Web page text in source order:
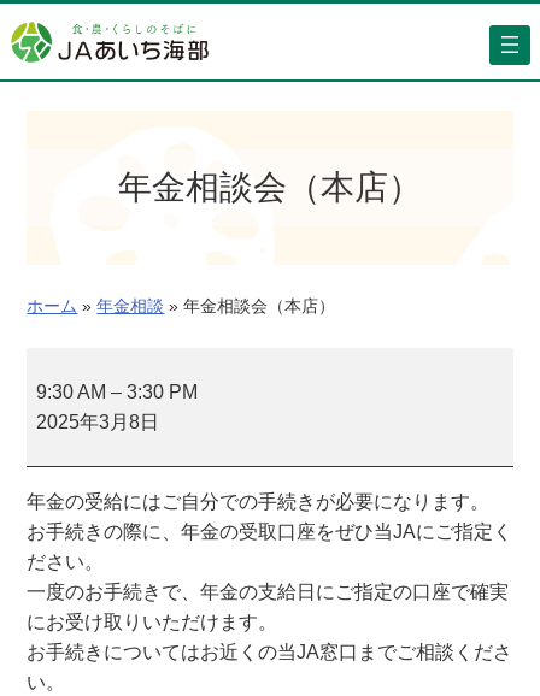
容
を
年金相談会（本店）
ホーム » 年金相談 » 年金相談会（本店）
金
相
（
本
店
9:30 AM –3:30 PM
2025年3月8日
年金の受給にはご自分での手続きが必要になります。
お手続きの際に、年金の受取口座をぜひ当JAにご指定く
ださい。
一度のお手続きで、年金の支給日にご指定の口座で確実
にお受け取りいただけます。
お手続きについてはお近くの当JA窓口までご相談くださ
い。